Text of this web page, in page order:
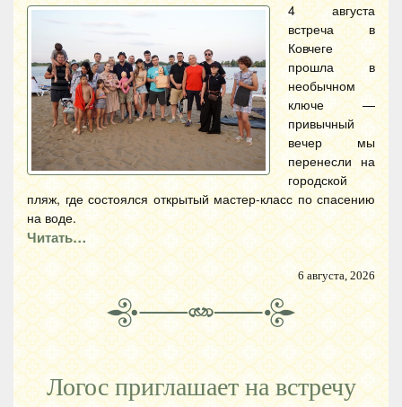
4 августа
встреча в
Ковчеге
прошла в
необычном
ключе —
привычный
вечер мы
перенесли на
городской
пляж, где состоялся открытый мастер-класс по спасению
на воде.
Читать…
6 августа, 2026
Логос приглашает на встречу